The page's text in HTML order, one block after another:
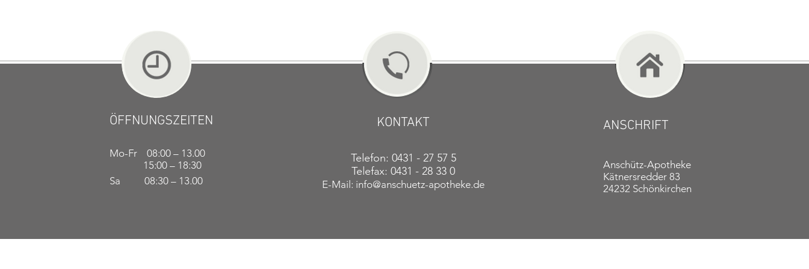
ÖFFNUNGSZEITEN
Mo-Fr 08:00 – 13.00
15:00 – 18:30
Sa 08:30 – 13.00
KONTAKT
Telefon: 0431 - 27 57 5
Telefax: 0431 - 28 33 0
E-Mail: info@anschuetz-apotheke.de
ANSCHRIFT
Anschütz-Apotheke
Kätnersredder 83
24232 Schönkirchen